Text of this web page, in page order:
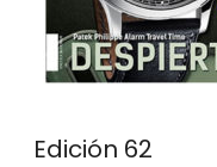
Edición 62